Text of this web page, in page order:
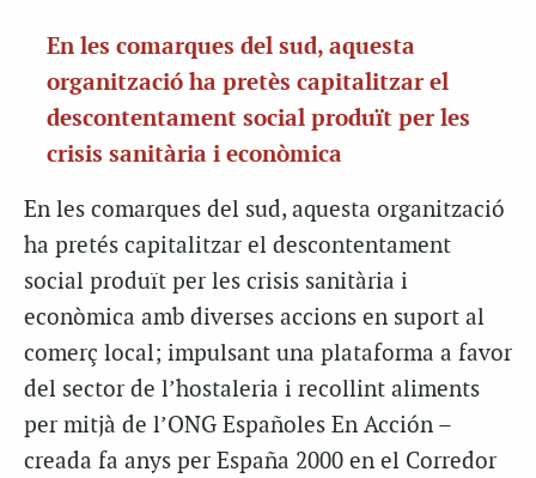
En les comarques del sud, aquesta
organització ha pretès capitalitzar el
descontentament social produït per les
crisis sanitària i econòmica
En les comarques del sud, aquesta organització
ha pretés capitalitzar el descontentament
social produït per les crisis sanitària i
econòmica amb diverses accions en suport al
comerç local; impulsant una plataforma a favor
del sector de l’hostaleria i recollint aliments
per mitjà de l’ONG Españoles En Acción –
creada fa anys per España 2000 en el Corredor